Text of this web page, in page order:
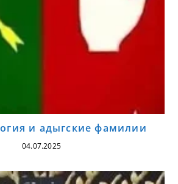
и адыгские фамилии
04.07.2025